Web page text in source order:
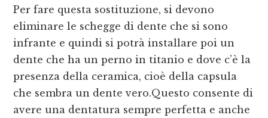
Per fare questa sostituzione, si devono
eliminare le schegge di dente che si sono
infrante e quindi si potrà installare poi un
dente che ha un perno in titanio e dove c’è la
presenza della ceramica, cioè della capsula
che sembra un dente vero.Questo consente di
avere una dentatura sempre perfetta e anche